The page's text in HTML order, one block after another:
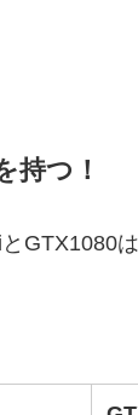
持つ！
GTX1080